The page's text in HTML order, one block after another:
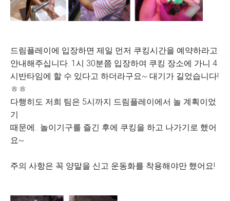
드림플레이에 입장하면 제일 먼저 쿠킹시간을 예약하라고
안내해주십니다. 1시 30분쯤 입장하여 쿠킹 장소에 가니 4
시반타임에 할 수 있다고 하더라구요~ 대기가 길었습니다!
ㅎㅎ
다행히도 저희 팀은 5시까지 드림플레이에서 놀 계획이었
기
때문에.. 놀이기구를 즐긴 후에 쿠킹을 하고 나가기로 했어
요~
주의 사항은 꼭 양말을 신고 운동화를 착용해야만 했어요!